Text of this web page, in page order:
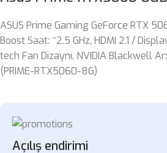
ASUS Prime Gaming GeForce RTX
Boost Saat: ~2.5 GHz, HDMI 2.1 /
tech Fan Dizaynı, NVIDIA Blackwell
(PRIME-RTX5060-8G)
Açılış endirimi